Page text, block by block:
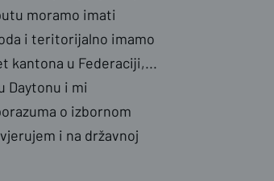
moramo imati
i teritorijalno imamo
kantona u Federaciji,...
Daytonu i mi
o izbornom
i na državnoj